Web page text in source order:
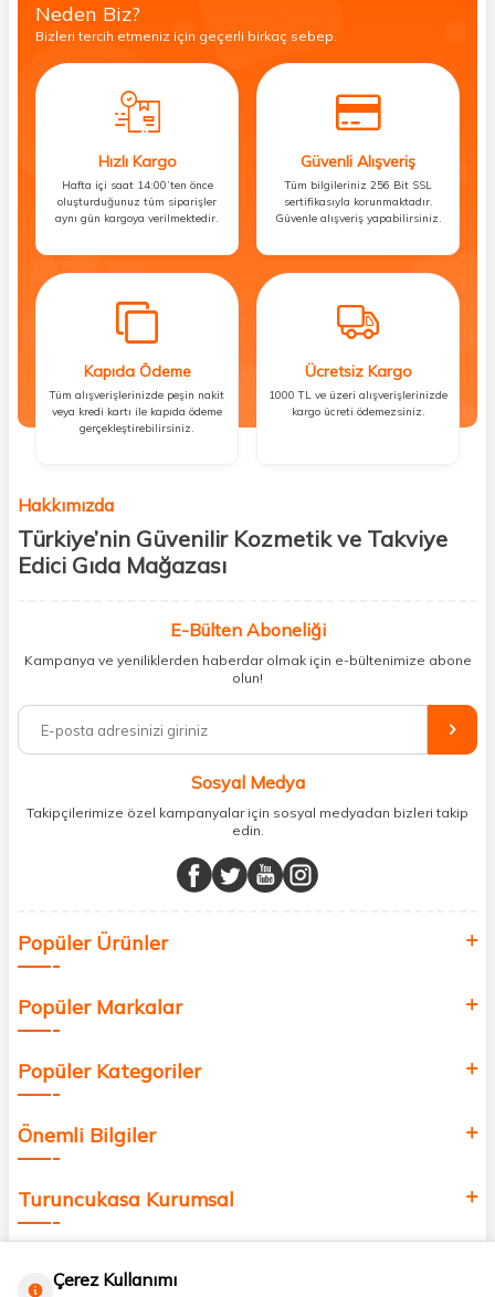
Neden Biz?
Bizleri tercih etmeniz için geçerli birkaç sebep.
Hızlı Kargo
Hafta içi saat 14:00’ten önce
oluşturduğunuz tüm siparişler
aynı gün kargoya verilmektedir.
Güvenli Alışveriş
Tüm bilgileriniz 256 Bit SSL
sertifikasıyla korunmaktadır.
Güvenle alışveriş yapabilirsiniz.
Kapıda Ödeme
Tüm alışverişlerinizde peşin nakit
veya kredi kartı ile kapıda ödeme
gerçekleştirebilirsiniz.
Ücretsiz Kargo
1000 TL ve üzeri alışverişlerinizde
kargo ücreti ödemezsiniz.
Hakkımızda
Türkiye’nin Güvenilir Kozmetik ve Takviye
Edici Gıda Mağazası
kişisel bakım hem de takviye edici gıda ürünlerini sizlerle
buluşturuyoruz. Artık mağaza mağaza dolaşmanıza gerek yok;
ihtiyacınız olan her şeyi tek bir çatı altında topluyor ve kapınıza kadar
%100 orijinal kozmetik ve sağlık ürünleriyle güzelliğinizi tamamlayabilir,
vücudunuzu desteklemek için güvenilir takviye edici gıdalara
minerallere kadar binlerce ürünü uygun fiyat ve hızlı kargo avantajıyla
sunuyoruz.
buluşturuyor ve online alışveriş deneyiminizi en iyi hale getiriyoruz.
Sağlık, güzellik ve iyi yaşam için aradığınız her şey burada!
değer katmak için bize katılın!
E-Bülten Aboneliği
Kampanya ve yeniliklerden haberdar olmak için e-bültenimize abone
olun!
Sosyal Medya
Takipçilerimize özel kampanyalar için sosyal medyadan bizleri takip
edin.
Popüler Ürünler
Popüler Markalar
Popüler Kategoriler
Önemli Bilgiler
Turuncukasa Kurumsal
Çerez Kullanımı